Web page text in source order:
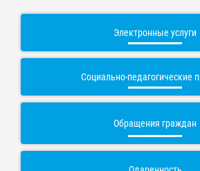
Электронные услуги
Социально-педагогические
Обращения граждан